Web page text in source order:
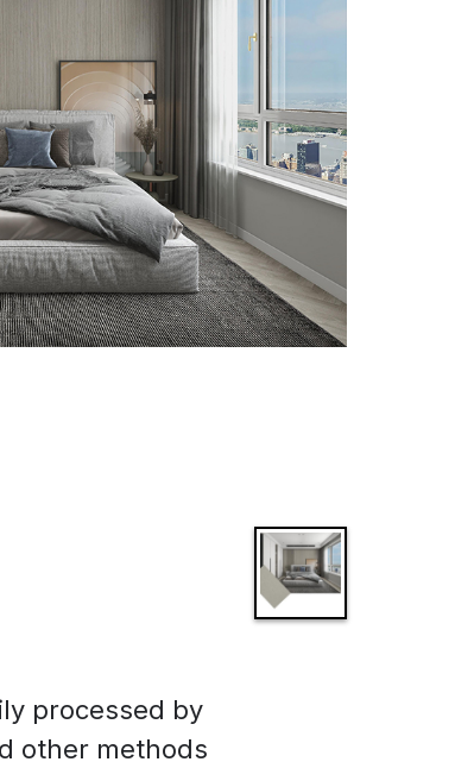
processed by
other methods.